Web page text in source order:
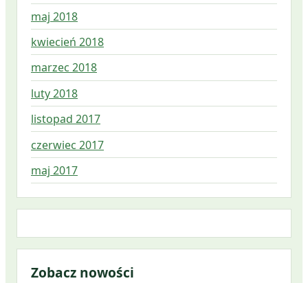
maj 2018
kwiecień 2018
marzec 2018
luty 2018
listopad 2017
czerwiec 2017
maj 2017
Zobacz nowości